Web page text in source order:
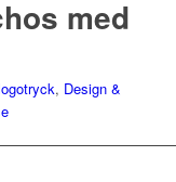
med
, Design &